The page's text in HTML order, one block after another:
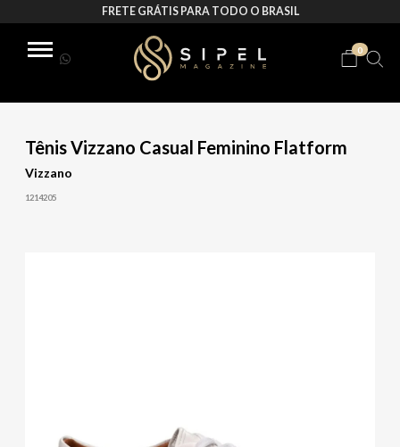
FRETE GRÁTIS PARA TODO O BRASIL
0
Tênis Vizzano Casual Feminino Flatform
Vizzano
1214205